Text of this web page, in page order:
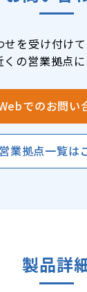
せを受け付け
の営業拠点に
でのお問い
営業拠点一覧は
製品詳